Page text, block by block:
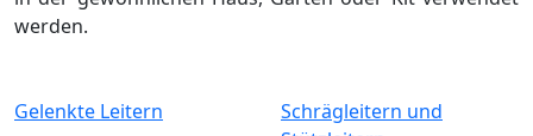
werden.
Gelenkte Leitern
Schrägleitern und